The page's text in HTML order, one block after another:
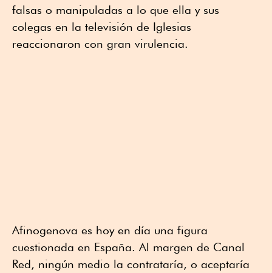
falsas o manipuladas a lo que ella y sus
colegas en la televisión de Iglesias
reaccionaron con gran virulencia.
Afinogenova es hoy en día una figura
cuestionada en España. Al margen de Canal
Red, ningún medio la contrataría, o aceptaría